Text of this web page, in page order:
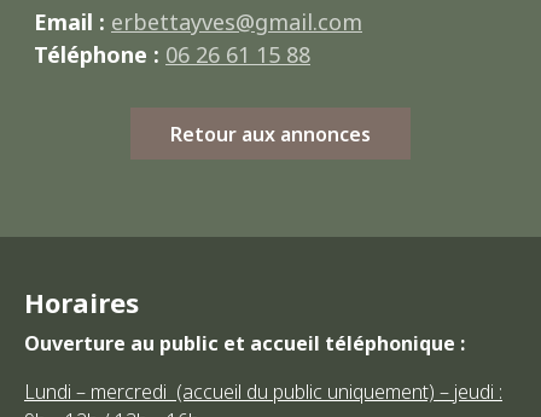
Email : erbettayves@gmail.com
Téléphone : 06 26 61 15 88
Retour aux annonces
Horaires
Ouverture au public et accueil téléphonique :
Lundi – mercredi (accueil du public uniquement) – jeudi :